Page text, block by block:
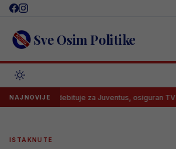
Skip
content Sve Osim Politike
NAJNOVIJE
debituje za Juventus, osiguran TV prijenos
ISTAKNUTE